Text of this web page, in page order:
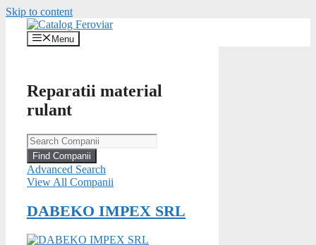
Skip to content
Menu
Reparatii material
rulant
Advanced Search
View All Companii
DABEKO IMPEX SRL